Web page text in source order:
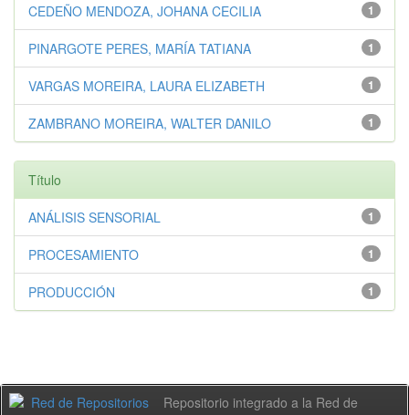
1
CEDEÑO MENDOZA, JOHANA CECILIA
1
PINARGOTE PERES, MARÍA TATIANA
1
VARGAS MOREIRA, LAURA ELIZABETH
1
ZAMBRANO MOREIRA, WALTER DANILO
Título
1
ANÁLISIS SENSORIAL
1
PROCESAMIENTO
1
PRODUCCIÓN
Repositorio integrado a la Red de